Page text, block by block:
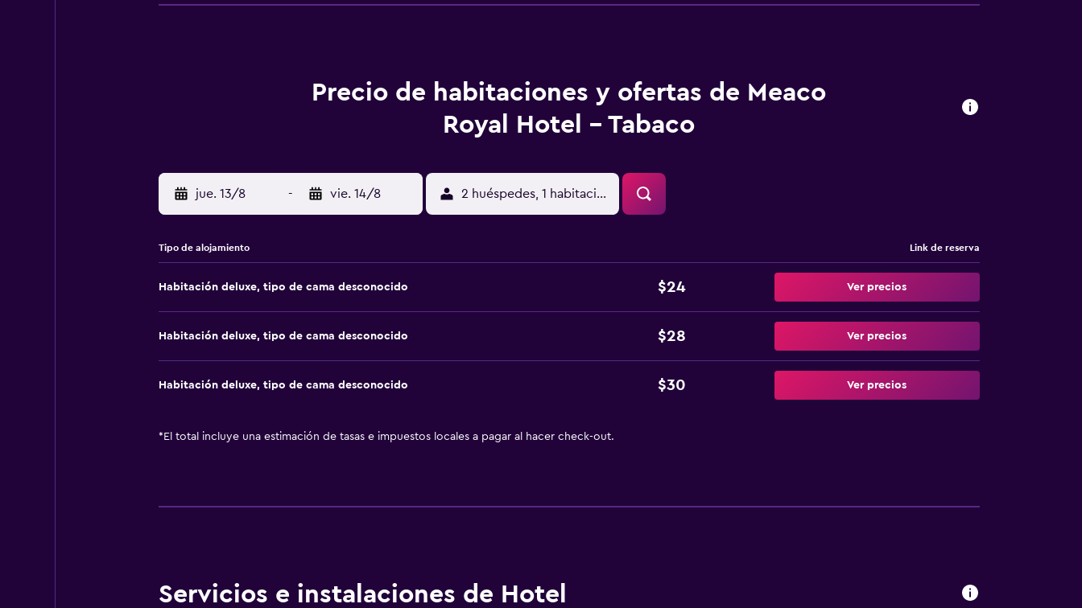
Precio de habitaciones y ofertas de Meaco
Royal Hotel - Tabaco
jue. 13/8 - vie. 14/8 2 huéspedes, 1 habitación
Tipo de alojamiento Link de reserva
Habitación deluxe, tipo de cama desconocido $24 Ver precios
Habitación deluxe, tipo de cama desconocido $28 Ver precios
Habitación deluxe, tipo de cama desconocido $30 Ver precios
* El total incluye una estimación de tasas e impuestos locales a pagar al hacer check-out.
Servicios e instalaciones de Hotel